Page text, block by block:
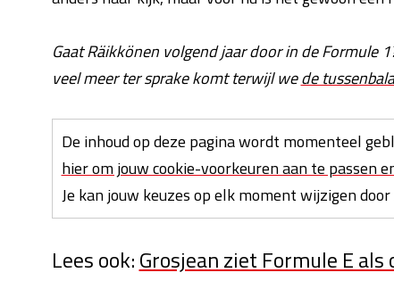
Gaat Räikkönen volgend jaar door in de Formule
veel meer ter sprake komt terwijl we de
De inhoud op deze pagina wordt momenteel
hier om jouw cookie-voorkeuren aan te passen
Je kan jouw keuzes op elk moment wijzigen
Lees ook:Grosjean ziet Formule E als